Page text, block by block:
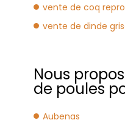
vente de coq
vente de dinde
Nous
de poules
Aubenas